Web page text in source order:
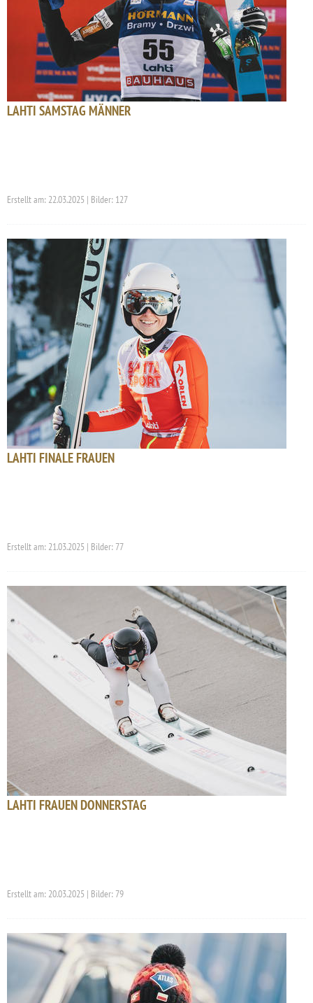
LAHTI SAMSTAG MÄNNER
Erstellt am: 22.03.2025 | Bilder: 127
LAHTI FINALE FRAUEN
Erstellt am: 21.03.2025 | Bilder: 77
LAHTI FRAUEN DONNERSTAG
Erstellt am: 20.03.2025 | Bilder: 79